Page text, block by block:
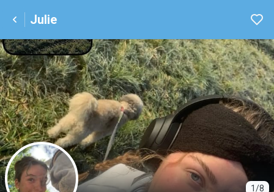
Julie
1/8
J